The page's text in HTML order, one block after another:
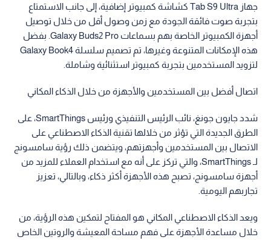
جهاز Tab S9 Ultra كشاشة كمبيوتر إضافية، إلى جانب الاستمتاع
بتجربة صوت فائقة الجودة مع زمن وصول أقل من خلال توصيل
أجهزة الكمبيوتر الخاصة بهم بسماعات Galaxy Buds2 Pro. بفضل
هذه الإمكانات المتنوعة وغيرها، تم تصميم سلسلة Galaxy Book4
لتزويد المستخدمين بتجربة كمبيوتر استثنائية وشاملة.
اتصال أفضل بين المستخدمين والأجهزة من خلال الذكاء المكاني
شدد جايون جونغ، نائب الرئيس التنفيذي ورئيس SmartThings، على
الطرق الجديدة التي تؤثر من خلالها تقنية الذكاء الاصطناعي على
الاتصال بين المستخدمين وأجهزتهم، ويتضمن ذلك رؤية سامسونج
لـ SmartThings، والتي تركز على أنه مع استخدام العملاء للمزيد من
أجهزة سامسونج، تصبح هذه الأجهزة أكثر ذكاء، وبالتالي، تعزيز
تجاربهم اليومية.
ويعد الذكاء الاصطناعي المكاني هو المفتاح لتمكين هذه الرؤية، من
خلال مساعدة الأجهزة على فهم مساحة المعيشة والروتين الخاص